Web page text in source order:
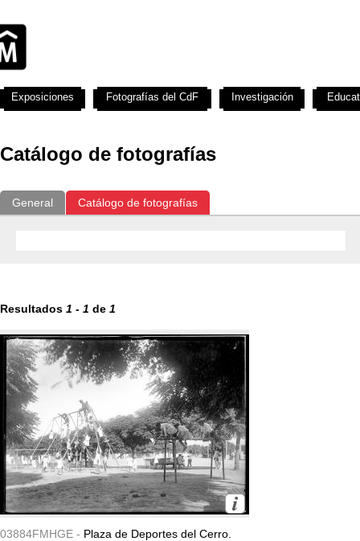
Catálogo de fotografías
General Catálogo de fotografías
Resultados 1 - 1 de 1
03884FMHGE - Plaza de Deportes del Cerro.
Exposiciones Fotografías del CdF Investigación